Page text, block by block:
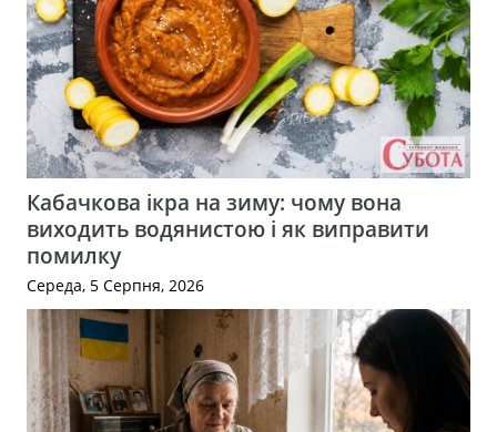
Кабачкова ікра на зиму: чому вона
виходить водянистою і як виправити
помилку
Середа, 5 Серпня, 2026